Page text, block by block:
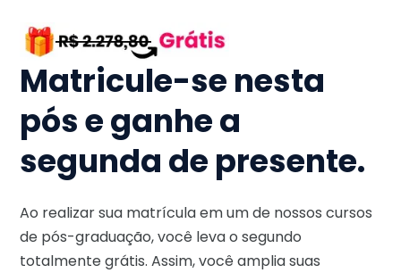
Matricule-se nesta
pós e ganhe a
segunda de presente.
Ao realizar sua matrícula em um de nossos cursos
de pós-graduação, você leva o segundo
totalmente grátis. Assim, você amplia suas